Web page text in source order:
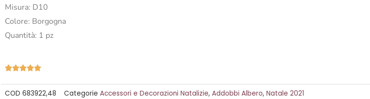
Misura: D10
Colore: Borgogna
Quantità: 1 pz
Valutazione
su
COD 683922,48 Categorie Accessori e Decorazioni Natalizie, Addobbi Albero, Natale 2021